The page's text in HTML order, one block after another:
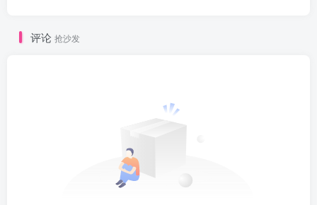
评论 抢沙发